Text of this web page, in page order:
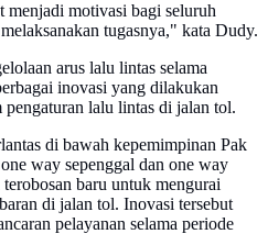
menjadi motivasi bagi seluruh
tugasnya," kata Dudy.
arus lalu lintas selama
inovasi yang dilakukan
lalu lintas di jalan tol.
di bawah kepemimpinan Pak
way sepenggal dan one way
baru untuk mengurai
di jalan tol. Inovasi tersebut
pelayanan selama periode